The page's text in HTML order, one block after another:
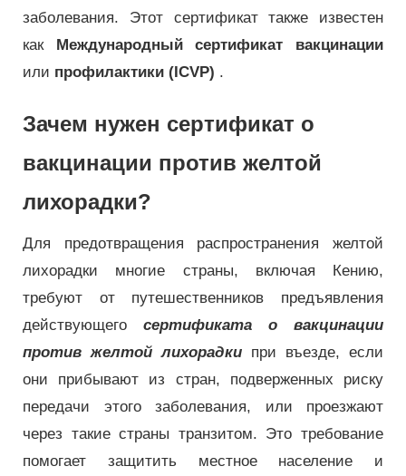
заболевания. Этот сертификат также известен
как Международный сертификат вакцинации
или профилактики (ICVP) .
Зачем нужен сертификат о
вакцинации против желтой
лихорадки?
Для предотвращения распространения желтой
лихорадки многие страны, включая Кению,
требуют от путешественников предъявления
действующего сертификата о вакцинации
против желтой лихорадки при въезде, если
они прибывают из стран, подверженных риску
передачи этого заболевания, или проезжают
через такие страны транзитом. Это требование
помогает защитить местное население и